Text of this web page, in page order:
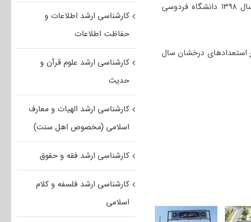
فهرست رشته های دارای پذیرش کارشناسی ارشد استعدادهای درخشان سال ۱۳۹۸ دانشگاه فردوسی
استعدادهای درخشان سال
کارشناسی ارشد اطلاعات و
حفاظت اطلاعات
کارشناسی ارشد علوم قرآن و
حدیث
کارشناسی ارشد الهیات و معارف
اسلامی (مخصوص اهل سنت)
کارشناسی ارشد فقه و حقوق
کارشناسی ارشد فلسفه و کلام
اسلامی